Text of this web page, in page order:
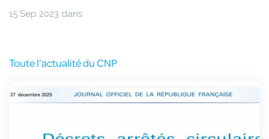
15 Sep 2023 dans
Toute l’actualité du CNP